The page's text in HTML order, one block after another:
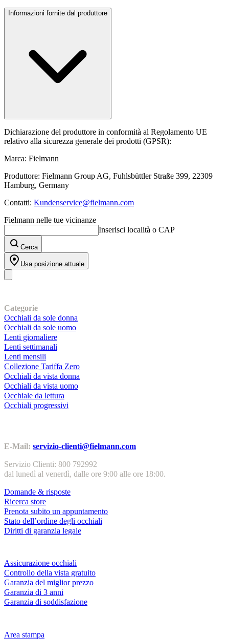
Informazioni fornite dal produttore
Dichiarazione del produttore in conformità al Regolamento UE
relativo alla sicurezza generale dei prodotti (GPSR):
Marca: Fielmann
Produttore: Fielmann Group AG, Fuhlsbüttler Straße 399, 22309
Hamburg, Germany
Contatti: Kundenservice@fielmann.com
Fielmann nelle tue vicinanze
Inserisci località o CAP
Cerca
Usa posizione attuale
Categorie
Occhiali da sole donna
Occhiali da sole uomo
Lenti giornaliere
Lenti settimanali
Lenti mensili
Collezione Tariffa Zero
Occhiali da vista donna
Occhiali da vista uomo
Occhiale da lettura
Occhiali progressivi
E-Mail: servizio-clienti@fielmann.com
Servizio Clienti: 800 792992
dal lunedì al venerdì, dalle ore 9:00 alle ore 18:00.
Domande & risposte
Ricerca store
Prenota subito un appuntamento
Stato dell’ordine degli occhiali
Diritti di garanzia legale
Assicurazione occhiali
Controllo della vista gratuito
Garanzia del miglior prezzo
Garanzia di 3 anni
Garanzia di soddisfazione
Area stampa